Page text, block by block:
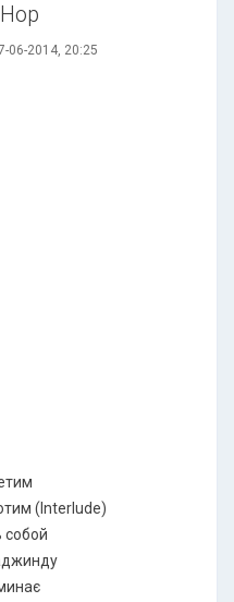
06-2014, 20:25
(Interlude)
собой